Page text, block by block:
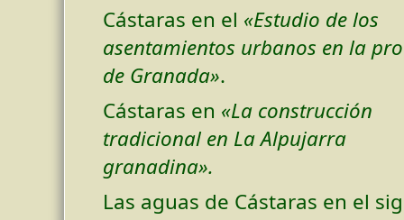
Cástaras en el «Estudio de los
asentamientos urbanos en la
de Granada».
Cástaras en «La construcción
tradicional en La Alpujarra
granadina».
Las aguas de Cástaras en el